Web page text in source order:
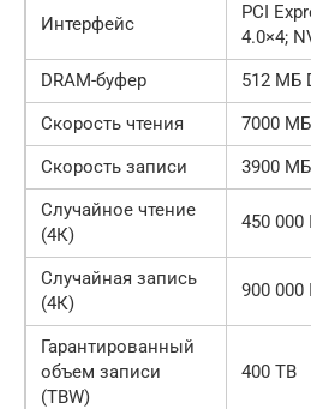
Интерфейс
PCI
4.0×4;
DRAM-буфер
512 МБ
Скорость чтения
7000
Скорость записи
3900
Случайное чтение
(4К)
450 000
Случайная запись
(4К)
900 000
Гарантированный
объем записи
(TBW)
400 ТВ